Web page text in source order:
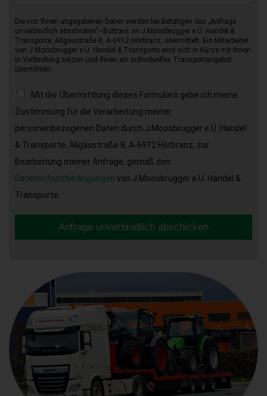
Die von Ihnen angegebenen Daten werden bei Betätigen des „Anfrage
unverbindlich abschicken“–Buttons an J.Moosbrugger e.U. Handel &
Transporte, Allgäustraße 8, A-6912 Hörbranz, übermittelt. Ein Mitarbeiter
von J.Moosbrugger e.U. Handel & Transporte wird sich in Kürze mit Ihnen
in Verbindung setzen und Ihnen ein individuelles Transportangebot
übermitteln.
Mit der Übermittlung dieses Formulars gebe ich meine
Zustimmung für die Verarbeitung meiner
personenbezogenen Daten durch J.Moosbrugger e.U. Handel
& Transporte, Allgäustraße 8, A-6912 Hörbranz, zur
Bearbeitung meiner Anfrage, gemäß den
Datenschutzbedingungen von J.Moosbrugger e.U. Handel &
Transporte.
Anfrage unverbindlich abschicken